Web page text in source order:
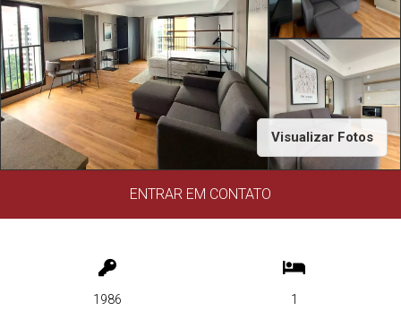
Visualizar Fotos
ENTRAR EM CONTATO
1986 1